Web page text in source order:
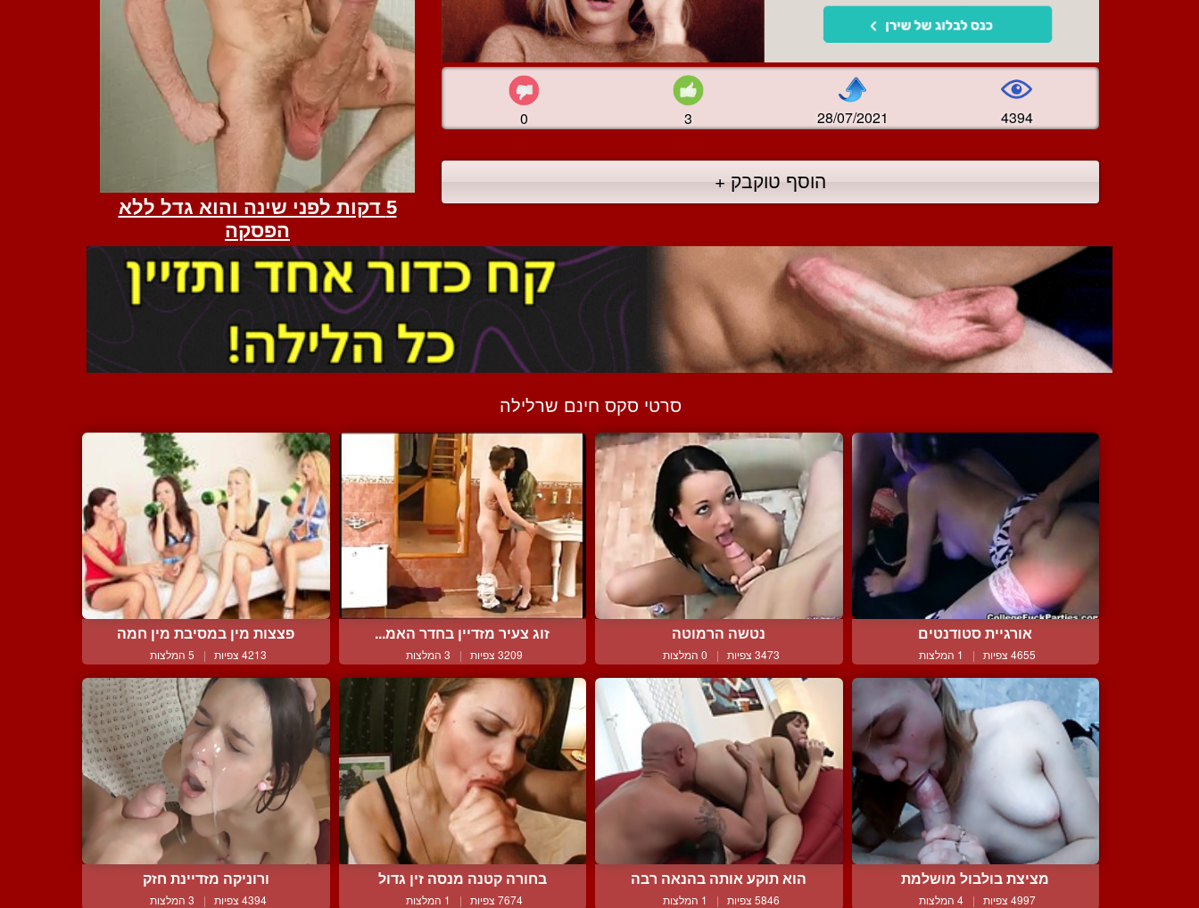
0 3 28/07/2021 4394
הוסף טוקבק +
סרטי סקס חינם שרלילה
אורגיית סטודנטים
4655 צפיות | 1 המלצות
נטשה הרמוטה
3473 צפיות | 0 המלצות
זוג צעיר מזדיין בחדר האמ...
3209 צפיות | 3 המלצות
פצצות מין במסיבת מין חמה
4213 צפיות | 5 המלצות
מציצת בולבול מושלמת
4997 צפיות | 4 המלצות
הוא תוקע אותה בהנאה רבה
5846 צפיות | 1 המלצות
בחורה קטנה מנסה זין גדול
7674 צפיות | 1 המלצות
ורוניקה מזדיינת חזק
4394 צפיות | 3 המלצות